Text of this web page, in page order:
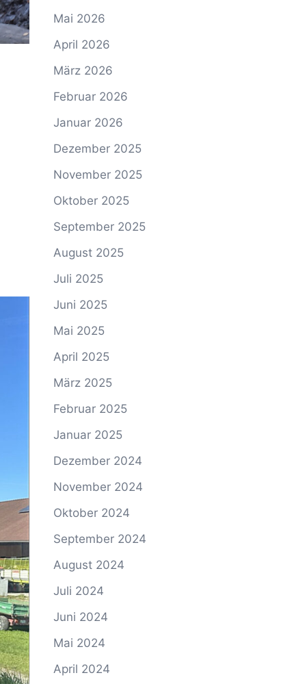
Mai 2026
April 2026
März 2026
Februar 2026
Januar 2026
Dezember 2025
November 2025
Oktober 2025
September 2025
August 2025
Juli 2025
Juni 2025
Mai 2025
April 2025
März 2025
Februar 2025
Januar 2025
Dezember 2024
November 2024
Oktober 2024
September 2024
August 2024
Juli 2024
Juni 2024
Mai 2024
April 2024